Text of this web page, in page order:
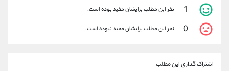
1 نفر این مطلب برایشان مفید بوده است.
0 نفر این مطلب برایشان مفید نبوده است.
اشتراک گذاری این مطلب